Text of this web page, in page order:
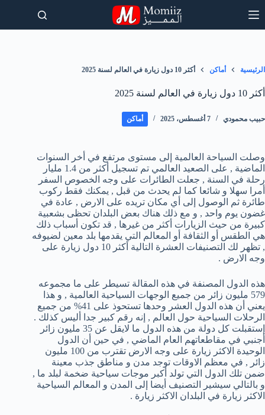
إلى
المحتوى
الرئيسية أماكن أكثر 10 دول زيارة في العالم لسنة 2025
أكثر 10 دول زيارة في العالم لسنة 2025
حبيب محمودي 7 أغسطس، 2025 أماكن
وصلت السياحة العالمية إلى مستوى مرتفع في أخر السنوات
الماضية , على الصعيد العالمي تم تسجيل أكثر من 1.4 مليار
رحلة في السنة , جعلت الطائرات على وجه الخصوص السفر
أمرا سهلا و شائعا كما لم يحدث من قبل , يمكنك فقط ركوب
طائرة ثم الوصول إلى أي مكان تريده على الارض , عادة في
غضون يوم واحد , و مع ذلك هناك بعض البلدان تحظى بشعبية
كبيرة من حيث الزيارات أكثر من غيرها , قد تكون أسباب ذلك
هي الطقس أو الثقافة أو المعالم التي يقدمها بلد معين لضيوفه
, تظهر لك التصنيفات العشرة التالية أكثر 10 دول زيارة على
وجه الارض .
هذه الدول المصنفة في هذه المقالة تسيطر على ما مجموعه
579 مليون زائر من جميع الوجهات السياحية العالمية , و هذا
يعني أن هذه الدول العشر وحدها تستحوذ على 41% من جميع
الرحلات السياحية حول العالم , إنه رقم كبير جدا أليس كذلك .
إستقبلت كل دولة من هذه الدول ما لايقل عن 35 مليون زائر
أجنبي في مقاطعاتهم العام الماضي , في حين أن الدول
الوحيدة الاكثر زيارة على وجه الارض تقترب من 100 مليون
زائر , في معظم الاوقات توجد مدن و مناطق جذب معينة
ضمن تلك الدول التي تولد أكبر موجات سياحية ضخمة لبلد ما ,
و بالتالي سيشير التصنيف أيضا إلى المدن و المعالم السياحية
الاكثر زيارة في البلدان الاكثر زيارة .